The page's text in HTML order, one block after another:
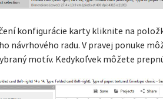
konfigurácie karty kliknite na
návrhového radu. V pravej ponuke
motív. Kedykoľvek môžete